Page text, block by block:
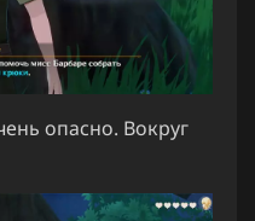
опасно. Вокруг